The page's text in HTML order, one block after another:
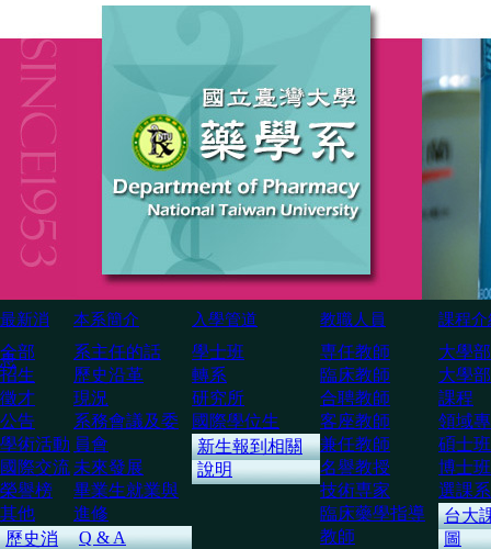
最新消
息
本系簡介 入學管道 教職人員 課程介
全部
招生
徵才
公告
學術活動
國際交流
榮譽榜
其他
歷史消
系主任的話
歷史沿革
現況
系務會議及委
員會
未來發展
畢業生就業與
進修
Q & A
學士班
轉系
研究所
國際學位生
新生報到相關
說明
専任教師
臨床教師
合聘教師
客座教師
兼任教師
名譽教授
技術専家
臨床藥學指導
教師
大學部
大學
課程
領域
碩士班
博士班
選課
台大
圖